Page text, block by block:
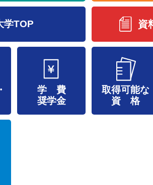
資
学TOP
学 費
奨学金
取得可能な
資 格